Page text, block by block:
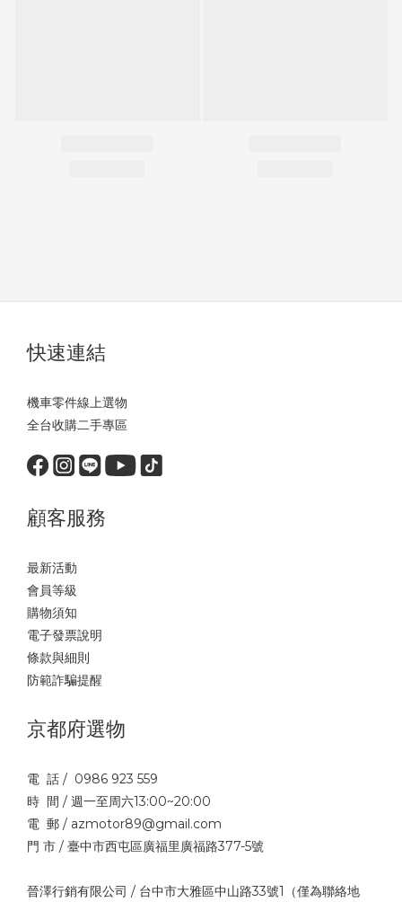
快速連結
機車零件線上選物
全台收購二手專區
顧客服務
最新活動
會員等級
購物須知
電子發票說明
條款與細則
防範詐騙提醒
京都府選物
電 話 / 0986 923 559
時 間 / 週一至周六13:00~20:00
電 郵 / azmotor89@gmail.com
門 市 / 臺中市西屯區廣福里廣福路377-5號
晉澤行銷有限公司 / 台中市大雅區中山路33號1（僅為聯絡地